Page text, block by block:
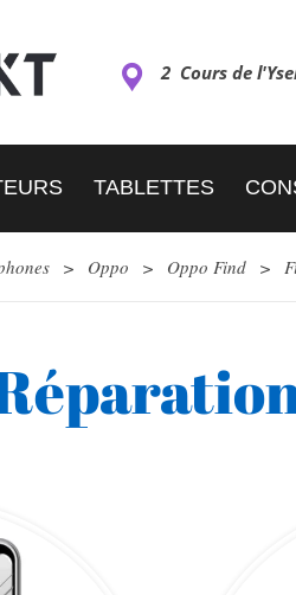
2 Cours de
TABLETTES
> Oppo > Oppo Find >